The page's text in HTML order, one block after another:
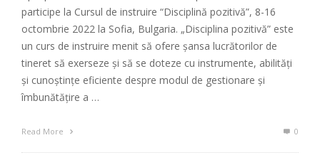
participe la Cursul de instruire “Disciplină pozitivă”, 8-16
octombrie 2022 la Sofia, Bulgaria. „Disciplina pozitivă” este
un curs de instruire menit să ofere șansa lucrătorilor de
tineret să exerseze și să se doteze cu instrumente, abilități
și cunoștințe eficiente despre modul de gestionare și
îmbunătățire a …
Read More 0